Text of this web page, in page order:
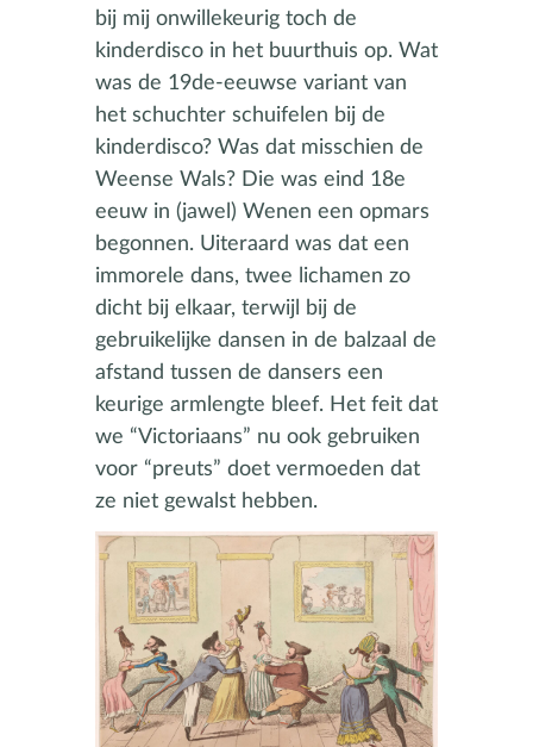
bij mij onwillekeurig toch de
kinderdisco in het buurthuis op. Wat
was de 19de-eeuwse variant van
het schuchter schuifelen bij de
kinderdisco? Was dat misschien de
Weense Wals? Die was eind 18e
eeuw in (jawel) Wenen een opmars
begonnen. Uiteraard was dat een
immorele dans, twee lichamen zo
dicht bij elkaar, terwijl bij de
gebruikelijke dansen in de balzaal de
afstand tussen de dansers een
keurige armlengte bleef. Het feit dat
we “Victoriaans” nu ook gebruiken
voor “preuts” doet vermoeden dat
ze niet gewalst hebben.